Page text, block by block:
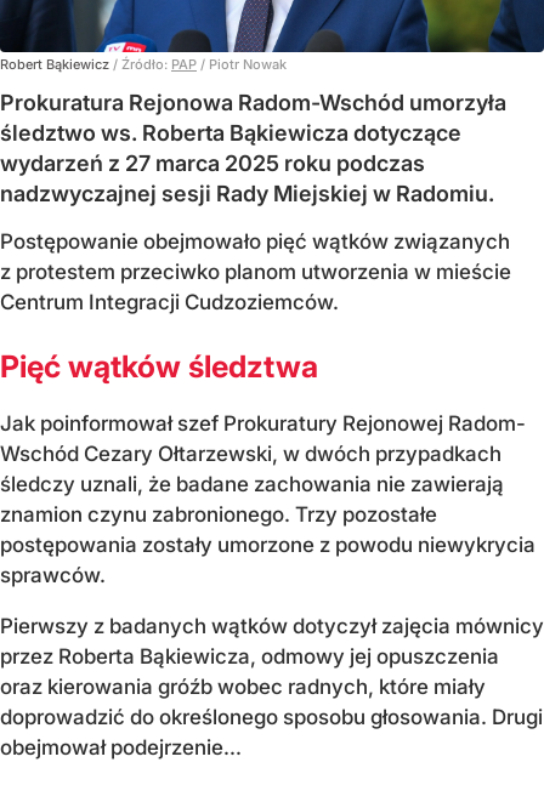
Robert Bąkiewicz / Źródło: PAP / Piotr Nowak
Prokuratura Rejonowa Radom-Wschód umorzyła
śledztwo ws. Roberta Bąkiewicza dotyczące
wydarzeń z 27 marca 2025 roku podczas
nadzwyczajnej sesji Rady Miejskiej w Radomiu.
Postępowanie obejmowało pięć wątków związanych
z protestem przeciwko planom utworzenia w mieście
Centrum Integracji Cudzoziemców.
Pięć wątków śledztwa
Jak poinformował szef Prokuratury Rejonowej Radom-
Wschód Cezary Ołtarzewski, w dwóch przypadkach
śledczy uznali, że badane zachowania nie zawierają
znamion czynu zabronionego. Trzy pozostałe
postępowania zostały umorzone z powodu niewykrycia
sprawców.
Pierwszy z badanych wątków dotyczył zajęcia mównicy
przez Roberta Bąkiewicza, odmowy jej opuszczenia
oraz kierowania gróźb wobec radnych, które miały
doprowadzić do określonego sposobu głosowania. Drugi
obejmował podejrzenie...